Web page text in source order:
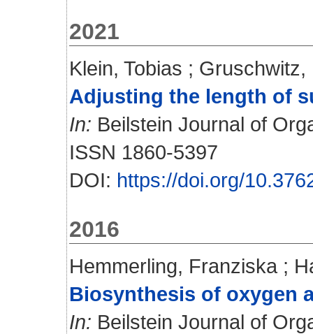
2021
Klein, Tobias ; Gruschwitz,
Adjusting the length of
In: Beilstein Journal of
ISSN 1860-5397
DOI: https://doi.org/
2016
Hemmerling, Franziska ;
Biosynthesis of oxygen
In: Beilstein Journal of